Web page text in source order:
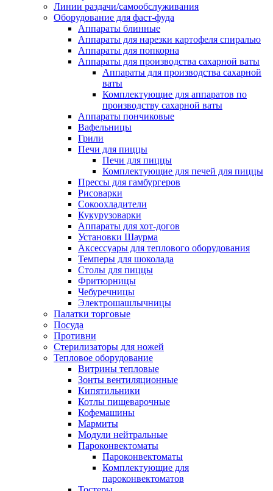
Линии раздачи/самообслуживания
Оборудование для фаст-фуда
Аппараты блинные
Аппараты для нарезки картофеля спиралью
Аппараты для попкорна
Аппараты для производства сахарной ваты
Аппараты для производства сахарной
ваты
Комплектующие для аппаратов по
производству сахарной ваты
Аппараты пончиковые
Вафельницы
Грили
Печи для пиццы
Печи для пиццы
Комплектующие для печей для пиццы
Прессы для гамбургеров
Рисоварки
Сокоохладители
Кукурузоварки
Аппараты для хот-догов
Установки Шаурма
Аксессуары для теплового оборудования
Темперы для шоколада
Столы для пиццы
Фритюрницы
Чебуречницы
Электрошашлычницы
Палатки торговые
Посуда
Противни
Стерилизаторы для ножей
Тепловое оборудование
Витрины тепловые
Зонты вентиляционные
Кипятильники
Котлы пищеварочные
Кофемашины
Мармиты
Модули нейтральные
Пароконвектоматы
Пароконвектоматы
Комплектующие для
пароконвектоматов